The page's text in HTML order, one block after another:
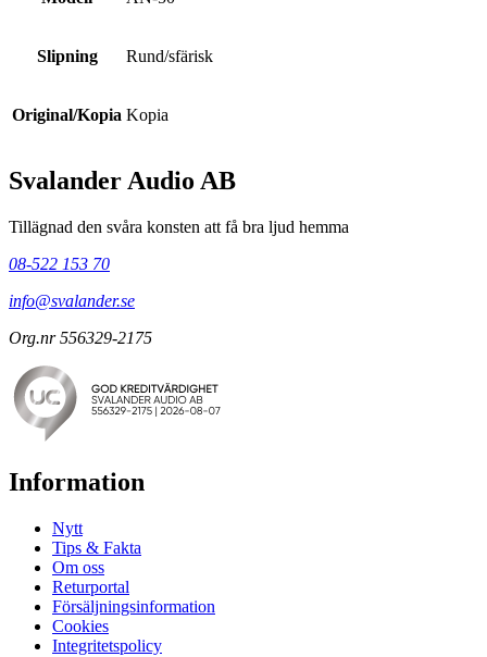
Slipning Rund/sfärisk
Original/Kopia Kopia
Svalander Audio AB
Tillägnad den svåra konsten att få bra ljud hemma
08-522 153 70
info@svalander.se
Org.nr 556329-2175
Information
Nytt
Tips & Fakta
Om oss
Returportal
Försäljningsinformation
Cookies
Integritetspolicy